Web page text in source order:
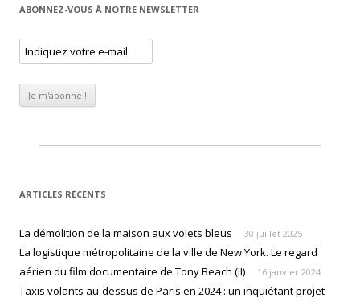
ABONNEZ-VOUS À NOTRE NEWSLETTER
ARTICLES RÉCENTS
La démolition de la maison aux volets bleus 30 juillet 2025
La logistique métropolitaine de la ville de New York. Le regard
aérien du film documentaire de Tony Beach (II)
16 janvier 2024
Taxis volants au-dessus de Paris en 2024 : un inquiétant projet